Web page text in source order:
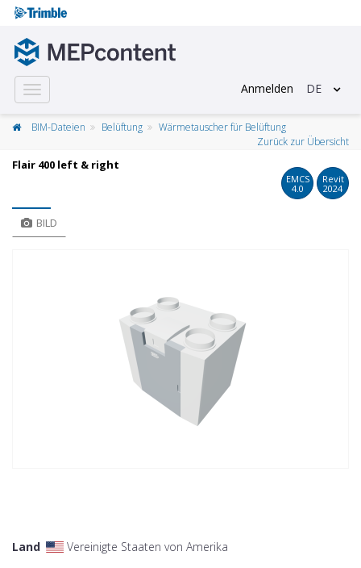
Toggle
navigation
Anmelden DE
BIM-Dateien Belüftung
Wärmetauscher für Belüftung
Zurück zur Übersicht
Flair 400 left & right
EMCS
4.0
Revit
2024
BILD
Land Vereinigte Staaten von Amerika